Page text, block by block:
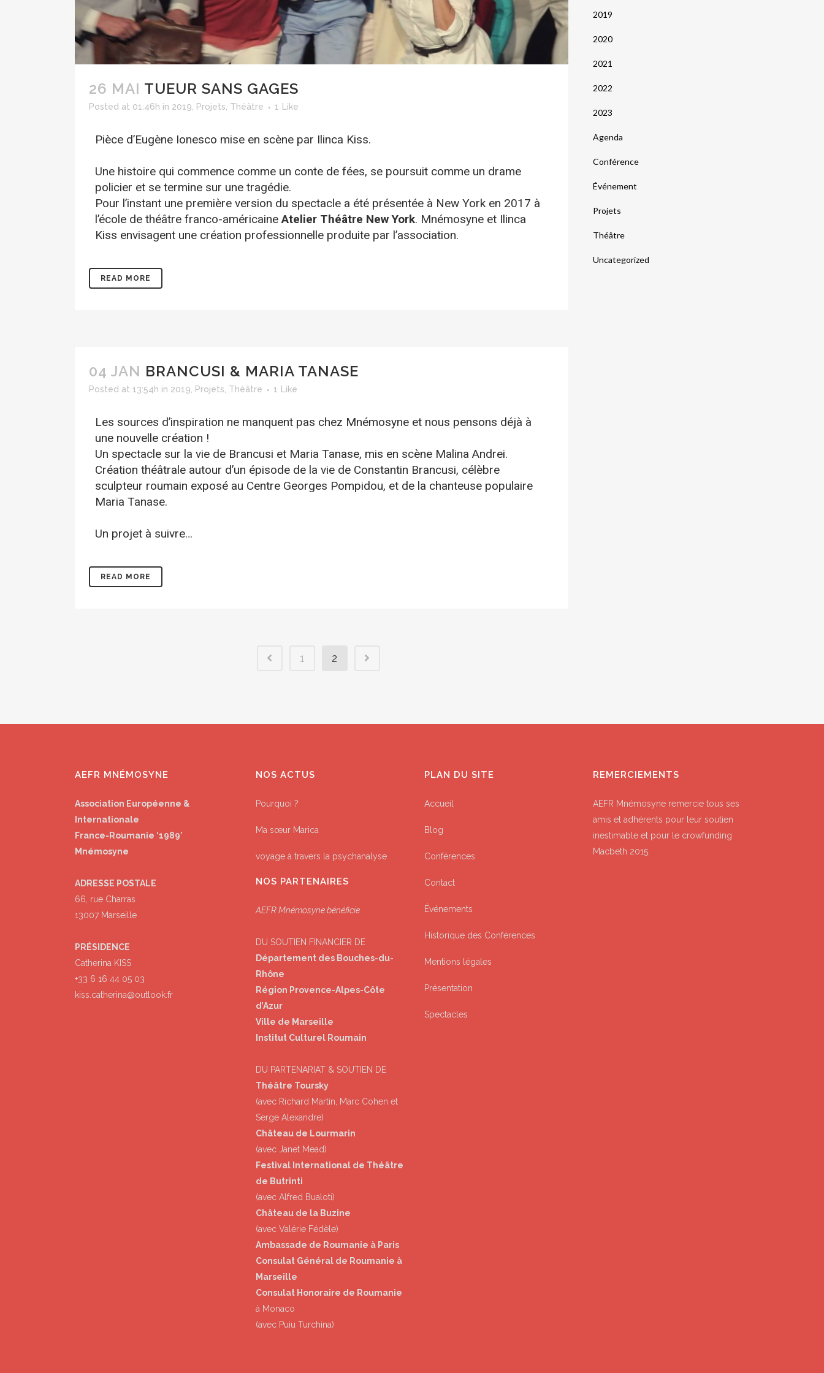
26 MAI TUEUR SANS GAGES
Posted at 01:46h in 2019 Projets Théâtre 1 Like
Pièce d’Eugène Ionesco mise en scène par Ilinca Kiss.
Une histoire qui commence comme un conte de fées, se poursuit comme un drame
policier et se termine sur une tragédie.
Pour l’instant une première version du spectacle a été présentée à New York en 2017 à
l’école de théâtre franco-américaineAtelier Théâtre New York. Mnémosyne et Ilinca
Kiss envisagent une création professionnelle produite par l’association.
READ MORE
04 JAN BRANCUSI & MARIA TANASE
Posted at 13:54h in 2019 Projets Théâtre 1 Like
Les sources d’inspiration ne manquent pas chez Mnémosyne et nous pensons déjà à
une nouvelle création !
Un spectacle sur la vie de Brancusi et Maria Tanase, mis en scène Malina Andrei.
Création théâtrale autour d’un épisode de la vie de Constantin Brancusi, célèbre
sculpteur roumain exposé au Centre Georges Pompidou, et de la chanteuse populaire
Maria Tanase.
Un projet à suivre…
READ MORE
1 2
2019
2020
2021
2022
2023
Agenda
Conférence
Événement
Projets
Théâtre
Uncategorized
AEFR MNÉMOSYNE
Association Européenne &
Internationale
France-Roumanie ‘1989’
Mnémosyne
ADRESSE POSTALE
66, rue Charras
13007 Marseille
PRÉSIDENCE
Catherina KISS
+33 6 16 44 05 03
kiss.catherina@outlook.fr
NOS ACTUS
Pourquoi ?
Ma sœur Marica
voyage à travers la psychanalyse
NOS PARTENAIRES
AEFR Mnémosyne bénéficie
DU SOUTIEN FINANCIER DE
Département des Bouches-du-
Rhône
Région Provence-Alpes-Côte
d’Azur
Ville de Marseille
Institut Culturel Roumain
DU PARTENARIAT & SOUTIEN DE
Théâtre Toursky
(avec Richard Martin, Marc Cohen et
Serge Alexandre)
Château de Lourmarin
(avec Janet Mead)
Festival International de Théâtre
de Butrinti
(avec Alfred Bualoti)
Château de la Buzine
(avec Valérie Fédèle)
Ambassade de Roumanie à Paris
Consulat Général de Roumanie à
Marseille
Consulat Honoraire de Roumanie
à Monaco
(avec Puiu Turchina)
PLAN DU SITE
Accueil
Blog
Conférences
Contact
Événements
Historique des Conférences
Mentions légales
Présentation
Spectacles
REMERCIEMENTS
AEFR Mnémosyne remercie tous ses
amis et adhérents pour leur soutien
inestimable et pour le crowfunding
Macbeth 2015.